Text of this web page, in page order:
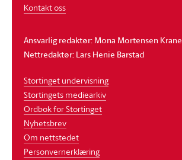
Kontakt oss
Ansvarlig redaktør: Mona Mortensen Krane
Nettredaktør: Lars Henie Barstad
Stortinget undervisning
Stortingets mediearkiv
Ordbok for Stortinget
Nyhetsbrev
Om nettstedet
Personvernerklæring